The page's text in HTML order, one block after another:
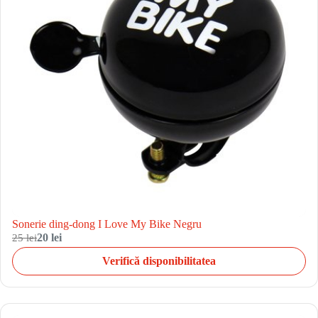
Sonerie ding-dong I Love My Bike Negru
25 lei20 lei
Verifică disponibilitatea